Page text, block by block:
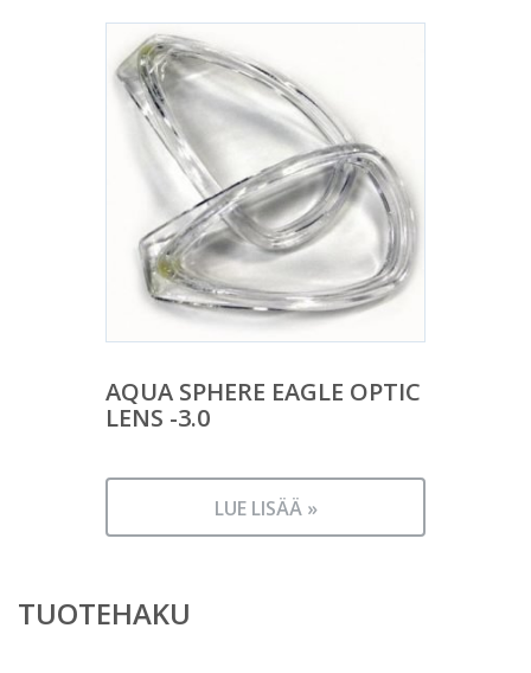
AQUA SPHERE EAGLE OPTIC
LENS -3.0
LUE LISÄÄ »
TUOTEHAKU